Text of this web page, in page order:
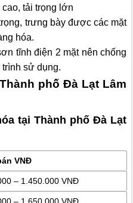
tải trọng lớn
trưng bày được các mặt
hóa.
tĩnh điện 2 mặt nên chống
trình sử dụng.
phố Đà Lạt Lâm
tại Thành phố Đà Lạt
VNĐ
– 1.450.000 VNĐ